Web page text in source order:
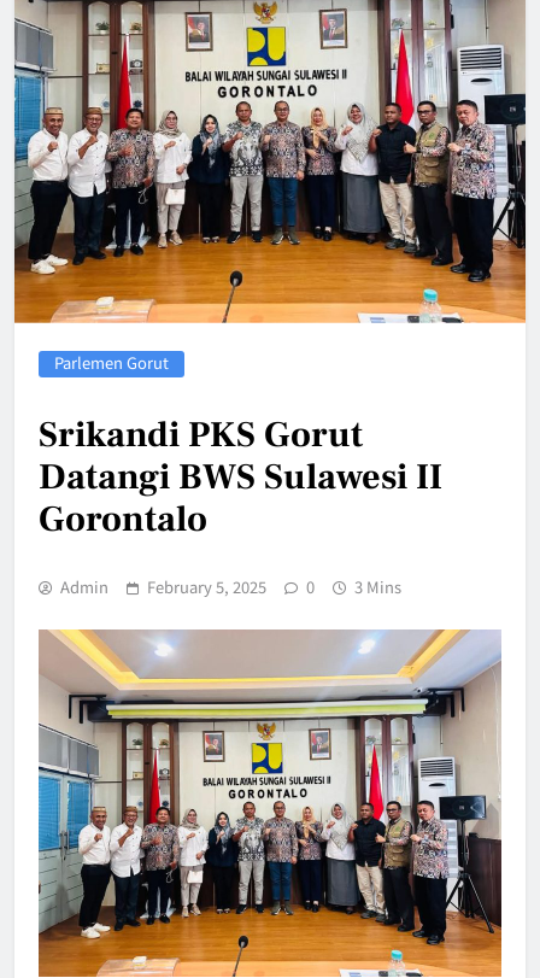
Parlemen Gorut
Srikandi PKS Gorut
Datangi BWS Sulawesi II
Gorontalo
Admin February 5, 2025 0 3 Mins